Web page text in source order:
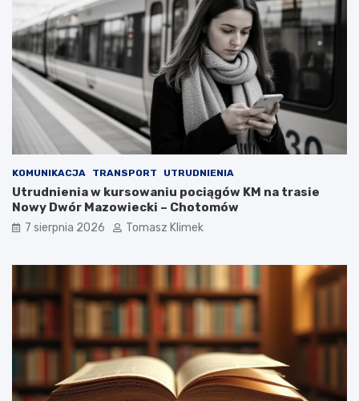
KOMUNIKACJA TRANSPORT UTRUDNIENIA
Utrudnienia w kursowaniu pociągów KM na trasie
Nowy Dwór Mazowiecki – Chotomów
7 sierpnia 2026 Tomasz Klimek